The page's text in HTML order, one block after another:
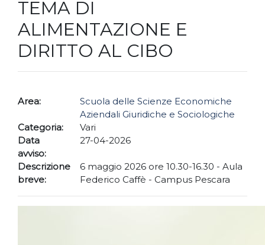
TEMA DI
ALIMENTAZIONE E
DIRITTO AL CIBO
Area:
Scuola delle Scienze Economiche
Aziendali Giuridiche e Sociologiche
Categoria:
Vari
Data
avviso:
27-04-2026
Descrizione
breve:
6 maggio 2026 ore 10.30-16.30 - Aula
Federico Caffè - Campus Pescara